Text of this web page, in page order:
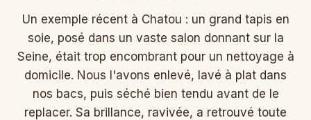
Un exemple récent à Chatou : un grand tapis en
soie, posé dans un vaste salon donnant sur la
Seine, était trop encombrant pour un nettoyage à
domicile. Nous l'avons enlevé, lavé à plat dans
nos bacs, puis séché bien tendu avant de le
replacer. Sa brillance, ravivée, a retrouvé toute